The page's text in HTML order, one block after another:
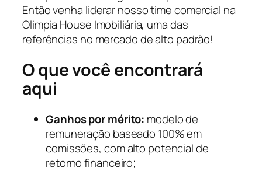
Então venha liderar nosso time comercial na
Olimpia House Imobiliária, uma das
referências no mercado de alto padrão!
O que você encontrará
aqui
Ganhos por mérito: modelo de
remuneração baseado 100% em
comissões, com alto potencial de
retorno financeiro;